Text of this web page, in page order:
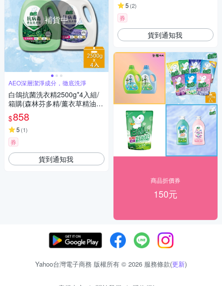
補貨中
AEO深層潔淨成分，徹底洗淨
白鴿抗菌洗衣精2500g*4入組/
箱購(森林芬多精/薰衣草精油 2
款任選)
$858
5 (1)
券
貨到通知我
5 (2)
券
貨到通知我
商品折價券
150元
Yahoo台灣電子商務 版權所有 © 2026 服務條款(更新)